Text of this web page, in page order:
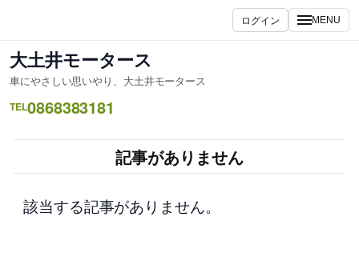
ス
キ
ッ
ログイン MENU
大土井モータース
車にやさしい思いやり、大土井モータース
TEL0868383181
記事がありません
該当する記事がありません。